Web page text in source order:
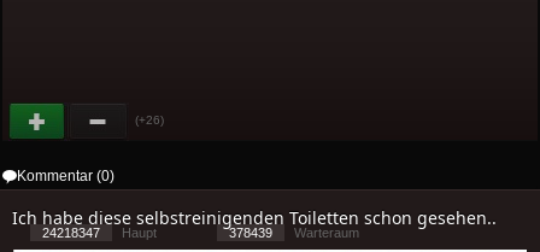
(+26)
Kommentar (0)
Ich habe diese selbstreinigenden Toiletten schon gesehen..
24218347 Haupt 378439
Warteraum